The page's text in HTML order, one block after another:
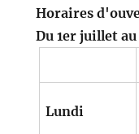
Horaires
Du 1er juillet
Lundi